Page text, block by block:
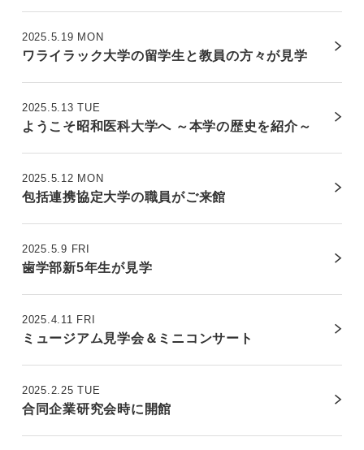
2025.5.19 MON
ワライラック大学の留学生と教員の方々が見学
2025.5.13 TUE
ようこそ昭和医科大学へ ～本学の歴史を紹介～
2025.5.12 MON
包括連携協定大学の職員がご来館
2025.5.9 FRI
歯学部新5年生が見学
2025.4.11 FRI
ミュージアム見学会＆ミニコンサート
2025.2.25 TUE
合同企業研究会時に開館